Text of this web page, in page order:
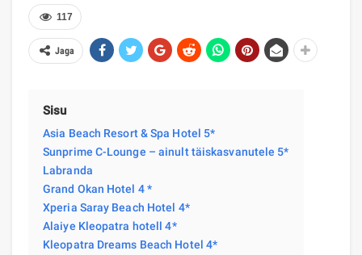
117
Jaga
Sisu
Asia Beach Resort & Spa Hotel 5*
Sunprime C-Lounge – ainult täiskasvanutele 5*
Labranda
Grand Okan Hotel 4 *
Xperia Saray Beach Hotel 4*
Alaiye Kleopatra hotell 4*
Kleopatra Dreams Beach Hotel 4*